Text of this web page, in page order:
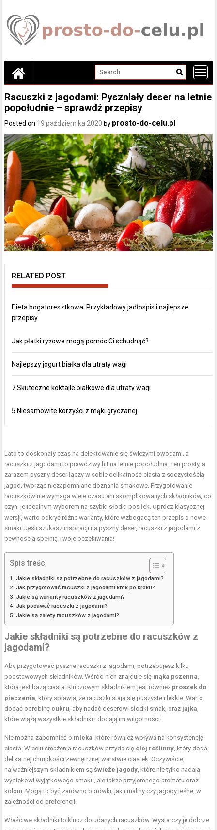
content
Racuszki z jagodami: Pyszniały deser na letnie
popołudnie – sprawdź przepisy
Posted on 19 października 2020 by prosto-do-celu.pl
RELATED POST
Dieta bogatoresztkowa: Przykładowy jadłospis i najlepsze
przepisy
Jak płatki ryżowe mogą pomóc Ci schudnąć?
Najlepszy jogurt białka dla utraty wagi
7 Skuteczne koktajle białkowe dla utraty wagi
5 Niesamowite korzyści z mąki gryczanej
Lato to doskonały czas na delektowanie się świeżymi owocami, a
racuszki z jagodami to prawdziwy hit na letnie popołudnia. Ten prosty, a
zarazem pyszny deser łączy w sobie delikatność ciasta z soczystością
jagód, tworząc niezapomniane doznania smakowe. Przygotowanie
racuszków nie wymaga wiele czasu ani skomplikowanych składników, co
czyni je idealnym wyborem na szybki słodki posiłek. Oprócz klasycznej
wersji, warto odkryć różne warianty, które wzbogacą ten przepis o nowe
smaki. Jeśli szukasz inspiracji na pyszny deser, racuszki z jagodami z
pewnością spełnią Twoje oczekiwania!
Spis treści
Jakie składniki są potrzebne do racuszków z jagodami?
Jak przygotować racuszki z jagodami krok po kroku?
Jakie są warianty racuszków z jagodami?
Jak podawać racuszki z jagodami?
Jakie są zalety racuszków z jagodami?
Jakie składniki są potrzebne do racuszków z
jagodami?
Aby przygotować pyszne racuszki z jagodami, potrzebujesz kilku
podstawowych składników. Wśród nich znajduje się mąka pszenna
która jest bazą ciasta. Kluczowym składnikiem jest również proszek do
pieczenia , który sprawia, że racuszki stają się puszyste i lekkie. Warto
dodać odrobinę cukru , aby nadać deserowi słodki smak, oraz jajka
które wiążą wszystkie składniki i dodają im wilgotności.
Nie można zapomnieć o mleka , które również wpływa na konsystencję
ciasta. W celu smażenia racuszków przyda się olej roślinny , który doda
delikatnej chrupkości zewnętrznej warstwie ciastek. Oczywiście,
najważniejszym składnikiem sąświeże jagody , które nie tylko nadają
wypiekowi wyjątkowego smaku, ale także przyjemnego aromatu oraz
koloru. Mogą to być zarówno borówki, jak i maliny czy jagody leśne, w
zależności od preferencji.
Właściwe składniki to klucz do udanych racuszków. Wystarczy je dobrze